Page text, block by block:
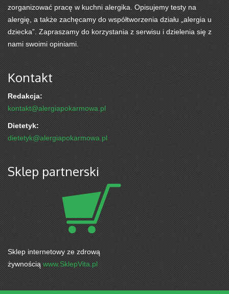
zorganizować pracę w kuchni alergika. Opisujemy testy na
alergię, a także zachęcamy do współtworzenia działu „alergia u
dziecka”. Zapraszamy do korzystania z serwisu i dzielenia się z
nami swoimi opiniami.
Kontakt
Redakcja:
kontakt@alergiapokarmowa.pl
Dietetyk:
dietetyk@alergiapokarmowa.pl
Sklep partnerski
Sklep internetowy ze zdrową
żywnością www.SklepVita.pl